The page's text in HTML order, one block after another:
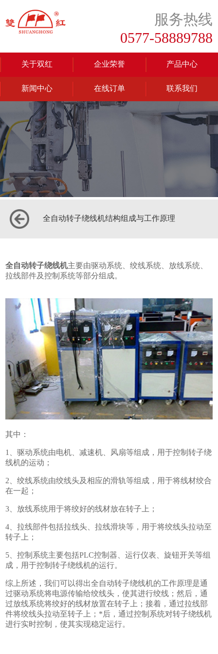
服务热线
0577-58889788
关于双红 企业荣誉 产品中心
新闻中心 在线订单 联系我们
全自动转子绕线机结构组成与工作原理
全自动转子绕线机主要由驱动系统、绞线系统、放线系统、
拉线部件及控制系统等部分组成。
其中：
1、驱动系统由电机、减速机、风扇等组成，用于控制转子绕
线机的运动；
2、绞线系统由绞线头及相应的滑轨等组成，用于将线材绞合
在一起；
3、放线系统用于将绞好的线材放在转子上；
4、拉线部件包括拉线头、拉线滑块等，用于将绞线头拉动至
转子上；
5、控制系统主要包括PLC控制器、运行仪表、旋钮开关等组
成，用于控制转子绕线机的运行。
综上所述，我们可以得出全自动转子绕线机的工作原理是通
过驱动系统将电源传输给绞线头，使其进行绞线；然后，通
过放线系统将绞好的线材放置在转子上；接着，通过拉线部
件将绞线头拉动至转子上；*后，通过控制系统对转子绕线机
进行实时控制，使其实现稳定运行。